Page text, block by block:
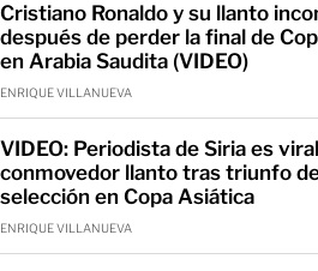
Cristiano Ronaldo y su llanto
después de perder la final de
en Arabia Saudita (VIDEO)
ENRIQUE VILLANUEVA
VIDEO: Periodista de Siria es
conmovedor llanto tras triunfo
selección en Copa Asiática
ENRIQUE VILLANUEVA